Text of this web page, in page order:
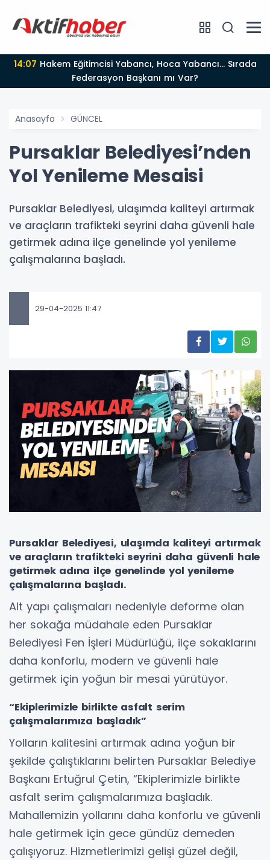
14:07
Federasyon Başkanı mı Var?
Anasayfa GÜNCEL
Pursaklar Belediyesi’nden
Yol Yenileme Mesaisi
Pursaklar Belediyesi, ulaşımda kaliteyi artırmak
ve araçların trafikteki seyrini daha güvenli hale
getirmek adına ilçe genelinde yol yenileme
çalışmalarına başladı.
29-04-2025 11:47
Pursaklar Belediyesi, ulaşımda kaliteyi artırmak
ve araçların trafikteki seyrini daha güvenli hale
getirmek adına ilçe genelinde yol yenileme
çalışmalarına başladı.
Alt yapı çalışmaları nedeniyle deforme olan
her sokağa müdahale eden Pursaklar
Belediyesi Fen İşleri Müdürlüğü, ilçe sokaklarını
daha konforlu, modern ve güvenli hale
getirmek için yoğun bir mesai yürütüyor.
“Ekiplerimizle birlikte asfalt serim
çalışmalarımıza başladık”
Yolların kalitesini artırmak adına yoğun bir
şekilde çalıştıklarını belirten Pursaklar Belediye
Başkanı Ertuğrul Çetin, “Ekiplerimizle birlikte
asfalt serim çalışmalarımıza başladık.
Mahallemizin yollarını daha konforlu ve güvenli
hale getirmek için gece gündüz demeden
çalışıyoruz. Hizmetlerimizi gelişi güzel değil,